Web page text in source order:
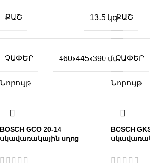
ՔԱՇ 13․5 կգ
ՉԱՓԵՐ 460x445x390 մմ
ՔԱՇ
ՉԱՓԵՐ
Նորույթ
BOSCH GCO 20-14
սկավառակային սղոց
Նորույթ
BOSCH